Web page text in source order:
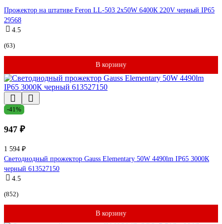
Прожектор на штативе Feron LL-503 2х50W 6400К 220V черный IP65
29568
4.5
(63)
В корзину
-41%
947 ₽
1 594 ₽
Светодиодный прожектор Gauss Elementary 50W 4490lm IP65 3000К
черный 613527150
4.5
(852)
В корзину